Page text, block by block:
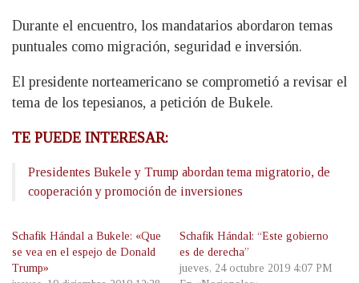
Durante el encuentro, los mandatarios abordaron temas
puntuales como migración, seguridad e inversión.
El presidente norteamericano se comprometió a revisar el
tema de los tepesianos, a petición de Bukele.
TE PUEDE INTERESAR:
Presidentes Bukele y Trump abordan tema migratorio, de
cooperación y promoción de inversiones
Schafik Hándal a Bukele: «Que
se vea en el espejo de Donald
Trump»
Schafik Hándal: “Este gobierno
es de derecha”
jueves, 24 octubre 2019 4:07 PM